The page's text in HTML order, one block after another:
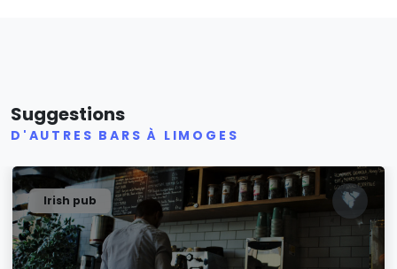
Suggestions
D'AUTRES BARS À LIMOGES
Irish pub